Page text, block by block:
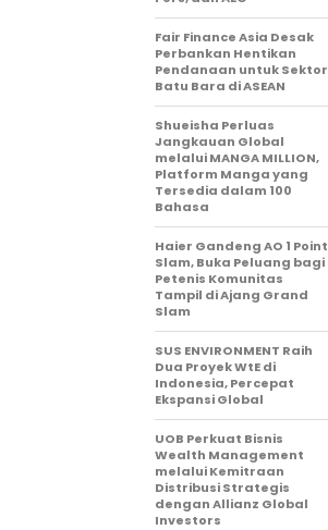
Fair Finance Asia Desak
Perbankan Hentikan
Pendanaan untuk Sektor
Batu Bara di ASEAN
Shueisha Perluas
Jangkauan Global
melalui MANGA MILLION,
Platform Manga yang
Tersedia dalam 100
Bahasa
Haier Gandeng AO 1 Point
Slam, Buka Peluang bagi
Petenis Komunitas
Tampil di Ajang Grand
Slam
SUS ENVIRONMENT Raih
Dua Proyek WtE di
Indonesia, Percepat
Ekspansi Global
UOB Perkuat Bisnis
Wealth Management
melalui Kemitraan
Distribusi Strategis
dengan Allianz Global
Investors